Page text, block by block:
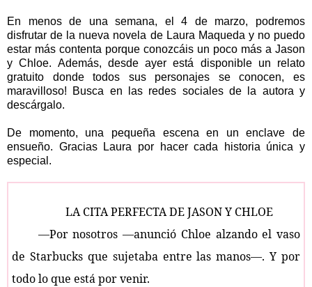
En menos de una semana, el 4 de marzo, podremos
disfrutar de la nueva novela de Laura Maqueda y no puedo
estar más contenta porque conozcáis un poco más a Jason
y Chloe. Además, desde ayer está disponible un relato
gratuito donde todos sus personajes se conocen, es
maravilloso! Busca en las redes sociales de la autora y
descárgalo.
De momento, una pequeña escena en un enclave de
ensueño. Gracias Laura por hacer cada historia única y
especial.
LA CITA PERFECTA DE JASON Y CHLOE
—Por nosotros —anunció Chloe alzando el vaso
de Starbucks que sujetaba entre las manos—. Y por
todo lo que está por venir.